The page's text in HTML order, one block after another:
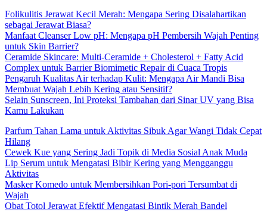
Folikulitis Jerawat Kecil Merah: Mengapa Sering Disalahartikan
sebagai Jerawat Biasa?
Manfaat Cleanser Low pH: Mengapa pH Pembersih Wajah Penting
untuk Skin Barrier?
Ceramide Skincare: Multi-Ceramide + Cholesterol + Fatty Acid
Complex untuk Barrier Biomimetic Repair di Cuaca Tropis
Pengaruh Kualitas Air terhadap Kulit: Mengapa Air Mandi Bisa
Membuat Wajah Lebih Kering atau Sensitif?
Selain Sunscreen, Ini Proteksi Tambahan dari Sinar UV yang Bisa
Kamu Lakukan
Parfum Tahan Lama untuk Aktivitas Sibuk Agar Wangi Tidak Cepat
Hilang
Cewek Kue yang Sering Jadi Topik di Media Sosial Anak Muda
Lip Serum untuk Mengatasi Bibir Kering yang Mengganggu
Aktivitas
Masker Komedo untuk Membersihkan Pori-pori Tersumbat di
Wajah
Obat Totol Jerawat Efektif Mengatasi Bintik Merah Bandel